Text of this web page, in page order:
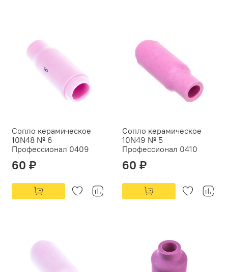
Сопло керамическое
10N48 № 6
Профессионал 0409
60 ₽
Сопло керамическое
10N49 № 5
Профессионал 0410
60 ₽